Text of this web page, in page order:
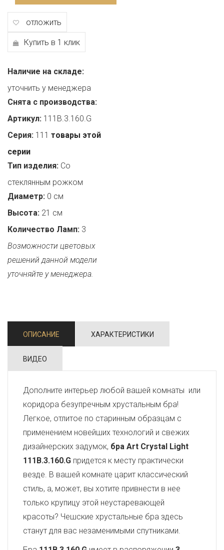
отложить
Купить в 1 клик
Наличие на складе:
уточнить у менеджера
Снята с производства:
Артикул: 111B.3.160.G
Серия: 111 товары этой
серии
Тип изделия: Со
стеклянным рожком
Диаметр: 0 см
Высота: 21 см
Количество Ламп: 3
Возможности цветовых
решений данной модели
уточняйте у менеджера.
ОПИСАНИЕ ХАРАКТЕРИСТИКИ
ВИДЕО
Дополните интерьер любой вашей комнаты или
коридора безупречным хрустальным бра!
Легкое, отлитое по старинным образцам с
применением новейших технологий и свежих
дизайнерских задумок, бра Art Crystal Light
111B.3.160.G придется к месту практически
везде. В вашей комнате царит классический
стиль, а, может, вы хотите привнести в нее
только крупицу этой неустаревающей
красоты? Чешские хрустальные бра здесь
станут для вас незаменимыми спутниками.